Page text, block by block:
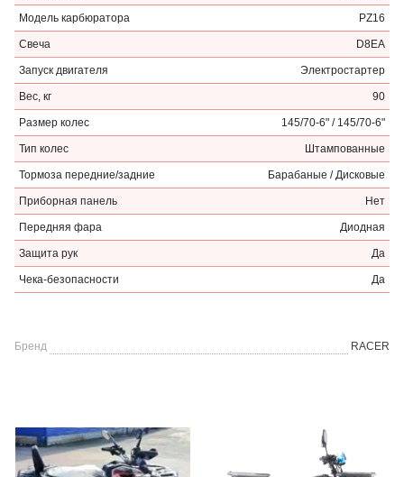
Модель карбюратора PZ16
Свеча D8EA
Запуск двигателя Электростартер
Вес, кг 90
Размер колес 145/70-6" / 145/70-6"
Тип колес Штампованные
Тормоза передние/задние Барабаные / Дисковые
Приборная панель Нет
Передняя фара Диодная
Защита рук Да
Чека-безопасности Да
Бренд RACER